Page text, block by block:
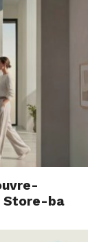
Store-ba